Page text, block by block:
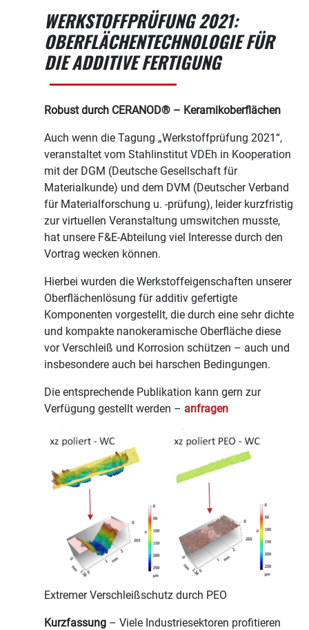
WERKSTOFFPRÜFUNG 2021:
OBERFLÄCHENTECHNOLOGIE FÜR
DIE ADDITIVE FERTIGUNG
Robust durch CERANOD® – Keramikoberflächen
Auch wenn die Tagung „Werkstoffprüfung 2021“,
veranstaltet vom Stahlinstitut VDEh in Kooperation
mit der DGM (Deutsche Gesellschaft für
Materialkunde) und dem DVM (Deutscher Verband
für Materialforschung u. -prüfung), leider kurzfristig
zur virtuellen Veranstaltung umswitchen musste,
hat unsere F&E-Abteilung viel Interesse durch den
Vortrag wecken können.
Hierbei wurden die Werkstoffeigenschaften unserer
Oberflächenlösung für additiv gefertigte
Komponenten vorgestellt, die durch eine sehr dichte
und kompakte nanokeramische Oberfläche diese
vor Verschleiß und Korrosion schützen – auch und
insbesondere auch bei harschen Bedingungen.
Die entsprechende Publikation kann gern zur
Verfügung gestellt werden – anfragen
Extremer Verschleißschutz durch PEO
Kurzfassung – Viele Industriesektoren profitieren